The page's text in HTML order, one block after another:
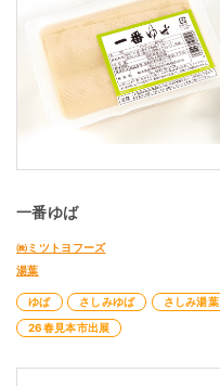
一番ゆば
㈱ミツトヨフーズ
湯葉
ゆば さしみゆば
さしみ湯葉
26春見本市出展